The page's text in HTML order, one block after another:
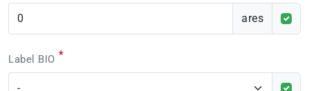
ares
Label BIO *